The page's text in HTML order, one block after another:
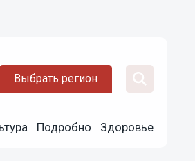
Выбрать регион
Подробно Здоровье